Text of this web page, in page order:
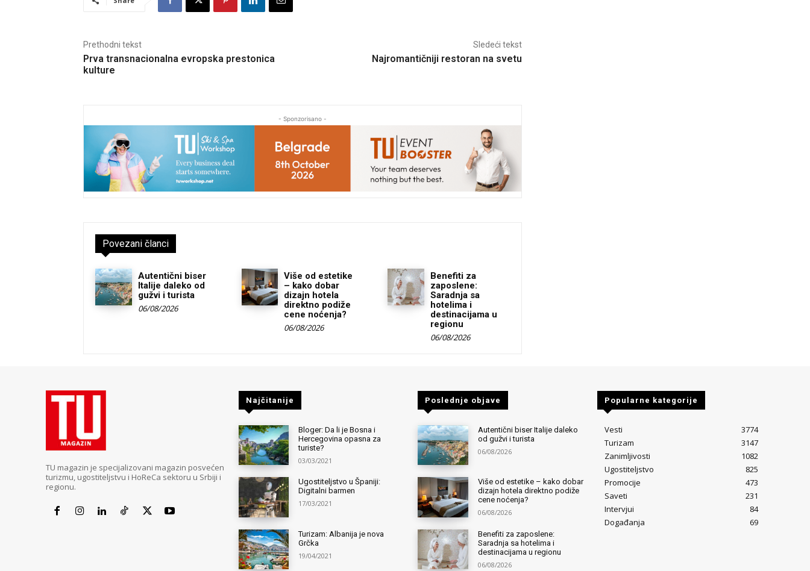
Prethodni tekst
Prva transnacionalna evropska prestonica
kulture
Sledeći tekst
Najromantičniji restoran na svetu
- Sponzorisano -
Povezani članci
Autentični biser
Italije daleko od
gužvi i turista
06/08/2026
Više od estetike
– kako dobar
dizajn hotela
direktno podiže
cene noćenja?
06/08/2026
Benefiti za
zaposlene:
Saradnja sa
hotelima i
destinacijama u
regionu
06/08/2026
TU magazin je specijalizovani magazin posvećen
turizmu, ugostiteljstvu i HoReCa sektoru u Srbiji i
regionu.
Najčitanije
Bloger: Da li je Bosna i
Hercegovina opasna za
turiste?
03/03/2021
Ugostiteljstvo u Španiji:
Digitalni barmen
17/03/2021
Turizam: Albanija je nova
Grčka
19/04/2021
Poslednje objave
Autentični biser Italije daleko
od gužvi i turista
06/08/2026
Više od estetike – kako dobar
dizajn hotela direktno podiže
cene noćenja?
06/08/2026
Benefiti za zaposlene:
Saradnja sa hotelima i
destinacijama u regionu
06/08/2026
Popularne kategorije
Vesti
3774
Turizam
3147
Zanimljivosti
1082
Ugostiteljstvo
825
Promocije
473
Saveti
231
Intervjui
84
Događanja
69